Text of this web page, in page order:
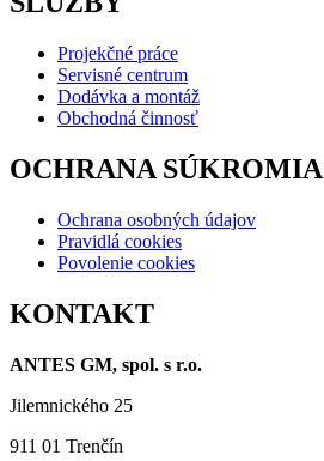
Projekčné práce
Servisné centrum
Dodávka a montáž
Obchodná činnosť
OCHRANA SÚKROMIA
Ochrana osobných údajov
Pravidlá cookies
Povolenie cookies
KONTAKT
ANTES GM, spol. s r.o.
Jilemnického 25
911 01 Trenčín